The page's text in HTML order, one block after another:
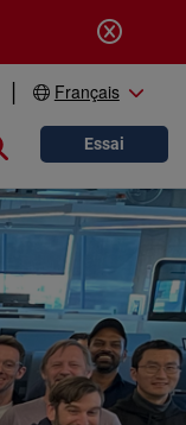
Français
Close search
Essai